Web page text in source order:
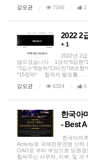
강오균
7166 2
2022 2
+ 1
2022년 2
많으셨습니다. 1강석*6김현
*3김수*8송하*13이진*18조형
*15정덕* 합격자 발표를 . . .
강오균
6324 0
한국아
- Best
한국아마
Activity로 국제천문연맹 산하
OAO로 부터 부상으로 망원
힘써주신 사무처, 지부, 및 각